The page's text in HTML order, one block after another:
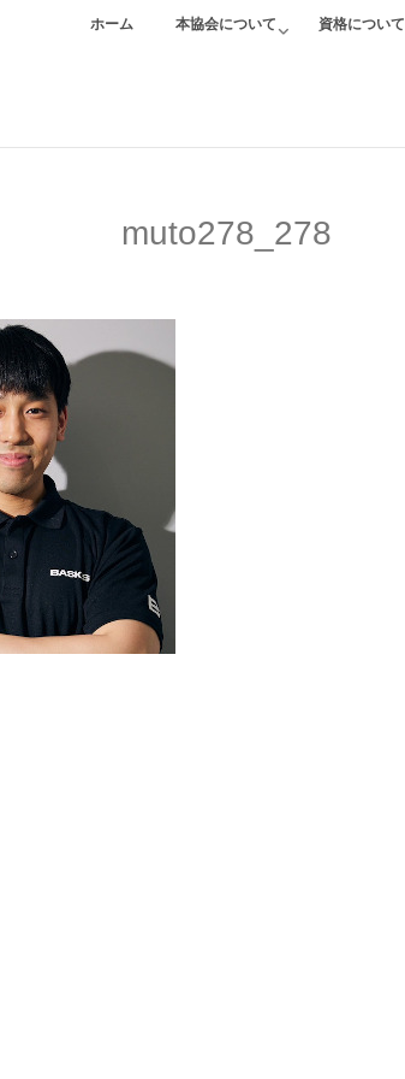
ホーム 本協会について 資格について
muto278_278